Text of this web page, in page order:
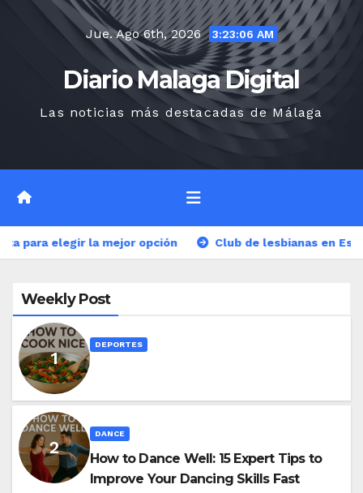
Jue. Ago 6th, 2026 3:23:08 AM
Diario Malaga Digital
Las noticias más destacadas de Málaga
opción Club de lesbianas en España: Espacios de
Weekly Post
DEPORTES
DANCE
How to Dance Well: 15 Expert Tips to
Improve Your Dancing Skills Fast